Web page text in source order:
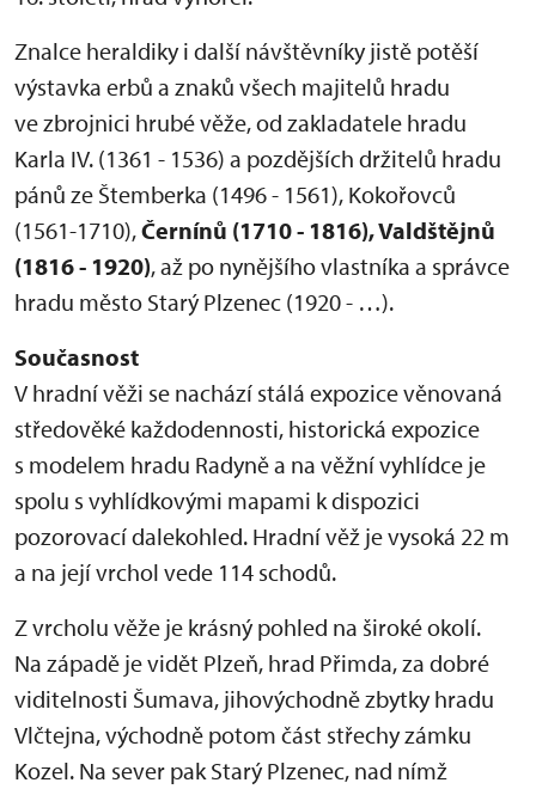
Znalce heraldiky i další návštěvníky jistě potěší
výstavka erbů a znaků všech majitelů hradu
ve zbrojnici hrubé věže, od zakladatele hradu
Karla IV. (1361 - 1536) a pozdějších držitelů hradu
pánů ze Štemberka (1496 - 1561), Kokořovců
(1561-1710),Černínů (1710 - 1816), Valdštějnů
(1816 - 1920), až po nynějšího vlastníka a správce
hradu město Starý Plzenec (1920 - …).
Současnost
V hradní věži se nachází stálá expozice věnovaná
středověké každodennosti, historická expozice
s modelem hradu Radyně a na věžní vyhlídce je
spolu s vyhlídkovými mapami k dispozici
pozorovací dalekohled. Hradní věž je vysoká 22 m
a na její vrchol vede 114 schodů.
Z vrcholu věže je krásný pohled na široké okolí.
Na západě je vidět Plzeň, hrad Přimda, za dobré
viditelnosti Šumava, jihovýchodně zbytky hradu
Vlčtejna, východně potom část střechy zámku
Kozel. Na sever pak Starý Plzenec, nad nímž